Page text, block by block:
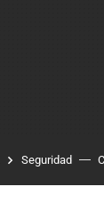
Seguridad